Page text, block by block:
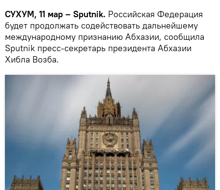
СУХУМ, 11 мар – Sputnik. Российская Федерация
будет продолжать содействовать дальнейшему
международному признанию Абхазии, сообщила
Sputnik пресс-секретарь президента Абхазии
Хибла Возба.